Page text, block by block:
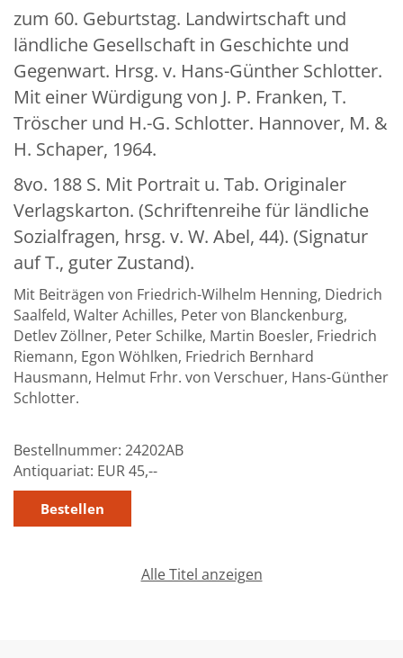
Glossar und Bibliographien
Warenkorb
Kontakt
Newsletter
zum 60. Geburtstag. Landwirtschaft und
ländliche Gesellschaft in Geschichte und
Gegenwart. Hrsg. v. Hans-Günther Schlotter.
Mit einer Würdigung von J. P. Franken, T.
Tröscher und H.-G. Schlotter. Hannover, M. &
H. Schaper, 1964.
8vo. 188 S. Mit Portrait u. Tab. Originaler
Verlagskarton. (Schriftenreihe für ländliche
Sozialfragen, hrsg. v. W. Abel, 44). (Signatur
auf T., guter Zustand).
Mit Beiträgen von Friedrich-Wilhelm Henning, Diedrich
Saalfeld, Walter Achilles, Peter von Blanckenburg,
Detlev Zöllner, Peter Schilke, Martin Boesler, Friedrich
Riemann, Egon Wöhlken, Friedrich Bernhard
Hausmann, Helmut Frhr. von Verschuer, Hans-Günther
Schlotter.
Bestellnummer: 24202AB
Antiquariat: EUR 45,--
Alle Titel anzeigen